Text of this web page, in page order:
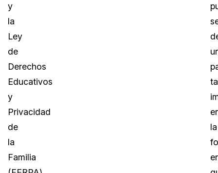
y
la
Ley
de
Derechos
Educativos
y
Privacidad
de
la
Familia
la